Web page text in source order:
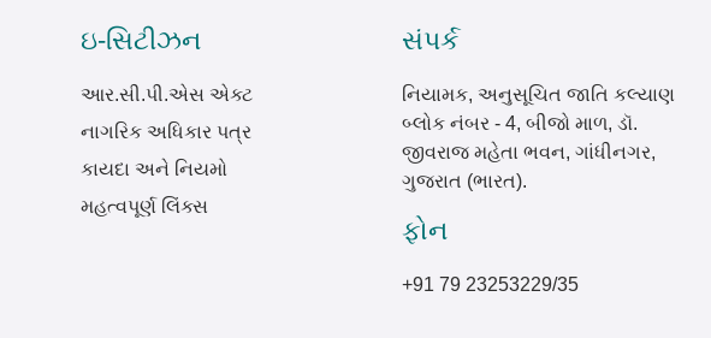
ઇ-સિટીઝન
આર.સી.પી.એસ એક્ટ
નાગરિક અધિકાર પત્ર
કાયદા અને નિયમો
મહત્વપૂર્ણ લિંક્સ
સંપર્ક
નિયામક, અનુસૂચિત જાતિ કલ્યાણ
બ્લોક નંબર - 4, બીજો માળ, ડૉ.
જીવરાજ મહેતા ભવન, ગાંધીનગર,
ગુજરાત (ભારત).
ફોન
+91 79 23253229/35